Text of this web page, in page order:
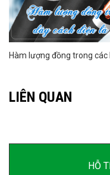
Hàm lượng đồng trong các
LIÊN QUAN
HỖ